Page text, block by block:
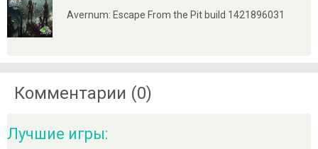
Avernum: Escape From the Pit build 1421896031
Комментарии (0)
Лучшие игры: